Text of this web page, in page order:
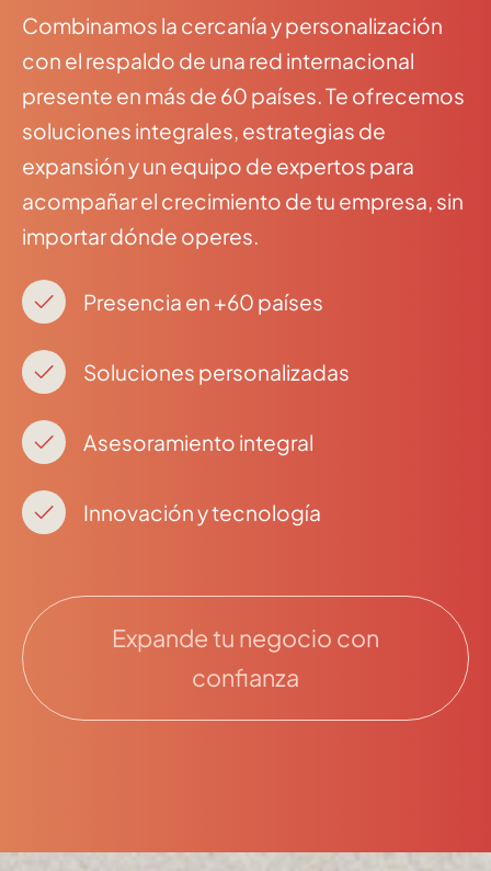
Combinamos la cercanía y personalización
con el respaldo de una red internacional
presente en más de 60 países. Te ofrecemos
soluciones integrales, estrategias de
expansión y un equipo de expertos para
acompañar el crecimiento de tu empresa, sin
importar dónde operes.
Presencia en +60 países
Soluciones personalizadas
Asesoramiento integral
Innovación y tecnología
Expande tu negocio con
confianza